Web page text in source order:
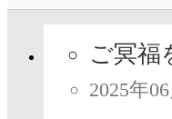
ご冥福
2025年